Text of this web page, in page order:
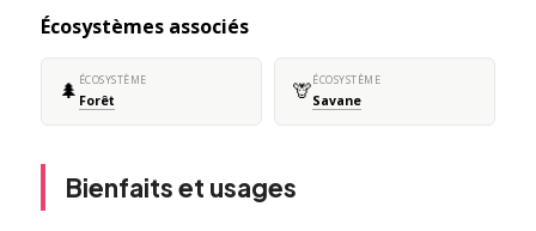
Écosystèmes associés
🌲 ÉCOSYSTÈME
Forêt 🦒ÉCOSYSTÈME
Savane
Bienfaits et usages